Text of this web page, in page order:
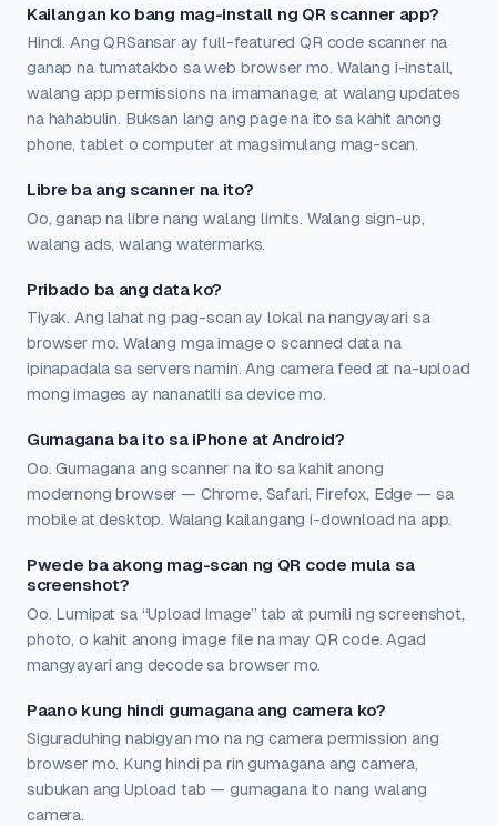
Kailangan ko bang mag-install ng QR scanner app?
Hindi. Ang QRSansar ay full-featured QR code scanner na
ganap na tumatakbo sa web browser mo. Walang i-install,
walang app permissions na imamanage, at walang updates
na hahabulin. Buksan lang ang page na ito sa kahit anong
phone, tablet o computer at magsimulang mag-scan.
Libre ba ang scanner na ito?
Oo, ganap na libre nang walang limits. Walang sign-up,
walang ads, walang watermarks.
Pribado ba ang data ko?
Tiyak. Ang lahat ng pag-scan ay lokal na nangyayari sa
browser mo. Walang mga image o scanned data na
ipinapadala sa servers namin. Ang camera feed at na-upload
mong images ay nananatili sa device mo.
Gumagana ba ito sa iPhone at Android?
Oo. Gumagana ang scanner na ito sa kahit anong
modernong browser — Chrome, Safari, Firefox, Edge — sa
mobile at desktop. Walang kailangang i-download na app.
Pwede ba akong mag-scan ng QR code mula sa
screenshot?
Oo. Lumipat sa “Upload Image” tab at pumili ng screenshot,
photo, o kahit anong image file na may QR code. Agad
mangyayari ang decode sa browser mo.
Paano kung hindi gumagana ang camera ko?
Siguraduhing nabigyan mo na ng camera permission ang
browser mo. Kung hindi pa rin gumagana ang camera,
subukan ang Upload tab — gumagana ito nang walang
camera.